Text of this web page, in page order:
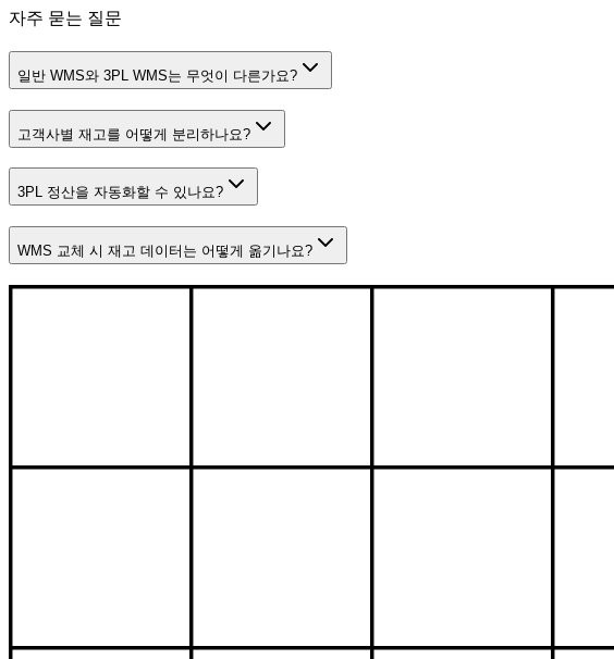
자주 묻는 질문
일반 WMS와 3PL WMS는 무엇이 다른가요?
고객사별 재고를 어떻게 분리하나요?
3PL 정산을 자동화할 수 있나요?
WMS 교체 시 재고 데이터는 어떻게 옮기나요?